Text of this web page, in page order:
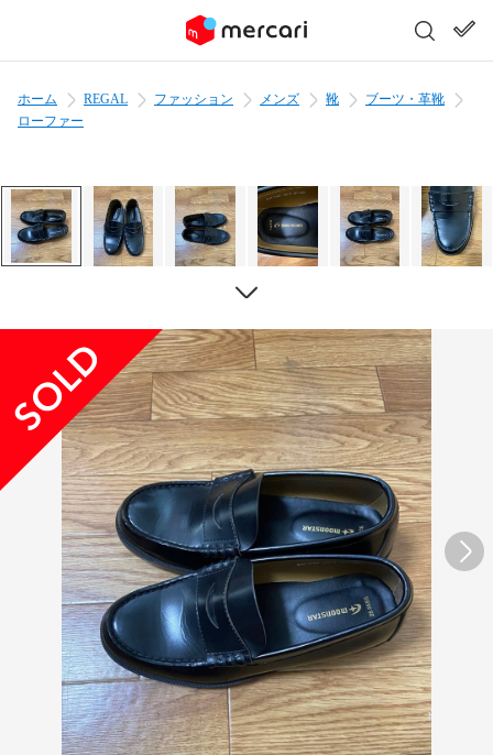
ホーム REGAL ファッション メンズ 靴
ブーツ・革靴
ローファー